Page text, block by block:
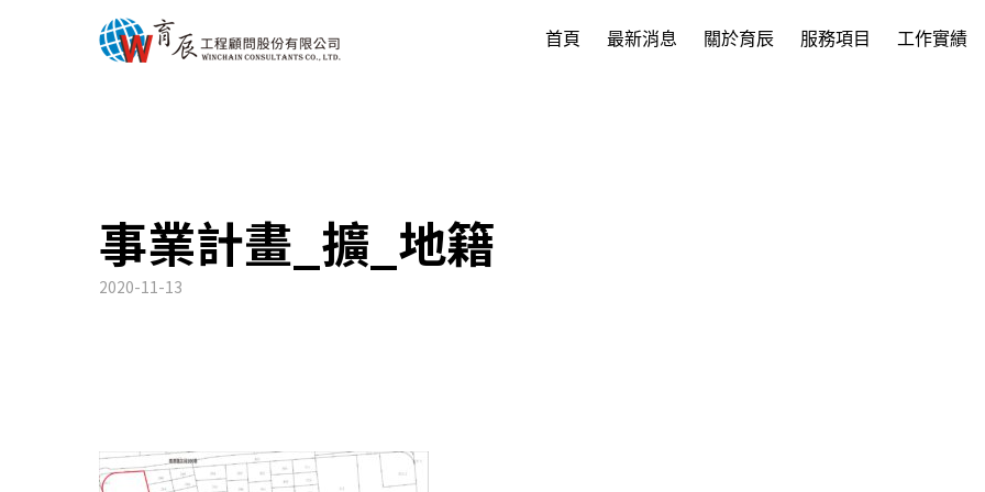
首頁 最新消息 關於育辰 服務項目 工作實績
事業計畫_擴_地籍
2020-11-13